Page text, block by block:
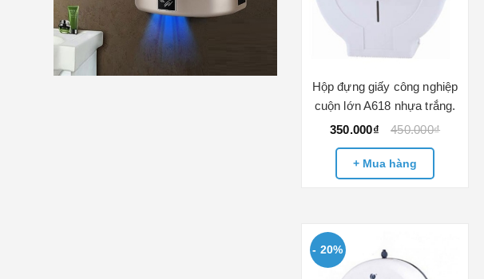
Hộp đựng giấy công nghiệp
cuộn lớn A618 nhựa trắng.
350.000₫
450.000₫
+ Mua hàng
- 20%